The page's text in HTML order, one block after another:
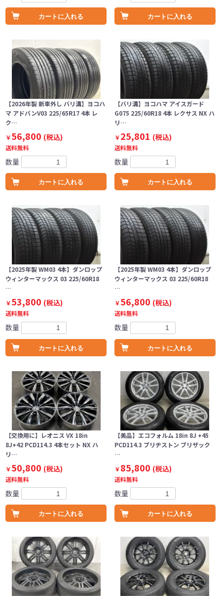
カートに入れる カートに入れる
【2026年製 新車外し バリ溝】ヨコハ
マ アドバンV03 225/65R17 4本 レ
ク…
￥56,800 (税込)
送料無料
数量
カートに入れる
【バリ溝】ヨコハマ アイスガード
G075 225/60R18 4本 レクサス NX ハ
リ…
￥25,801 (税込)
送料無料
数量
カートに入れる
【2025年製 WM03 4本】ダンロップ
ウィンターマックス 03 225/60R18
…
￥53,800 (税込)
送料無料
数量
カートに入れる
【2025年製 WM03 4本】ダンロップ
ウィンターマックス 03 225/60R18
…
￥56,800 (税込)
送料無料
数量
カートに入れる
【交換用に】レオニス VX 18in
8J+42 PCD114.3 4本セット NX ハ
リ…
￥50,800 (税込)
送料無料
数量
カートに入れる
【美品】エコフォルム 18in 8J +45
PCD114.3 ブリヂストン ブリザック
…
￥85,800 (税込)
送料無料
数量
カートに入れる